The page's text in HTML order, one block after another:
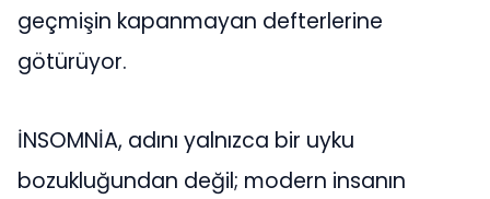
geçmişin kapanmayan defterlerine
götürüyor.
İNSOMNİA, adını yalnızca bir uyku
bozukluğundan değil; modern insanın